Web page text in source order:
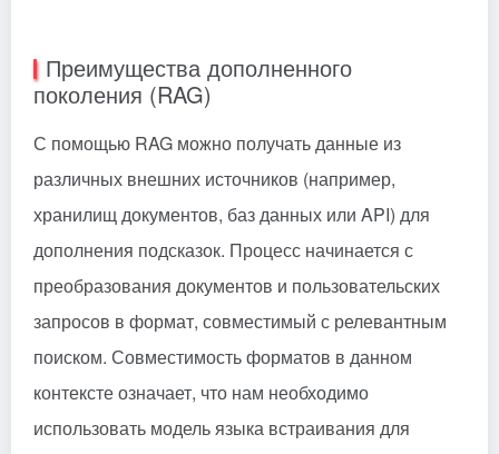
Преимущества дополненного
поколения (RAG)
С помощью RAG можно получать данные из
различных внешних источников (например,
хранилищ документов, баз данных или API) для
дополнения подсказок. Процесс начинается с
преобразования документов и пользовательских
запросов в формат, совместимый с релевантным
поиском. Совместимость форматов в данном
контексте означает, что нам необходимо
использовать модель языка встраивания для